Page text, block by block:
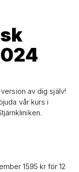
av dig själv!
vår kurs i
1595 kr för 12